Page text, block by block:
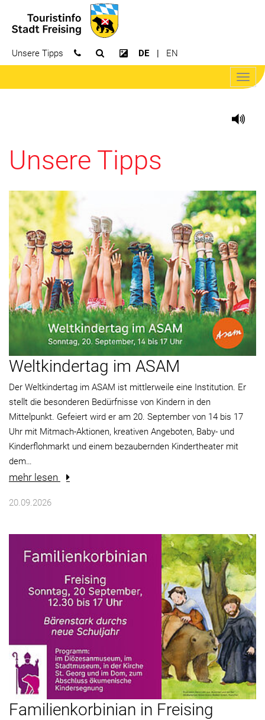
Unsere Tipps
Suchfeld öffnen
Kontrast erhöhen
DE EN
Unsere Tipps
Weltkindertag im ASAM
Der Weltkindertag im ASAM ist mittlerweile eine Institution. Er
stellt die besonderen Bedürfnisse von Kindern in den
Mittelpunkt. Gefeiert wird er am 20. September von 14 bis 17
Uhr mit Mitmach-Aktionen, kreativen Angeboten, Baby- und
Kinderflohmarkt und einem bezaubernden Kindertheater mit
dem…
mehr lesen
20.09.2026
Familienkorbinian in Freising